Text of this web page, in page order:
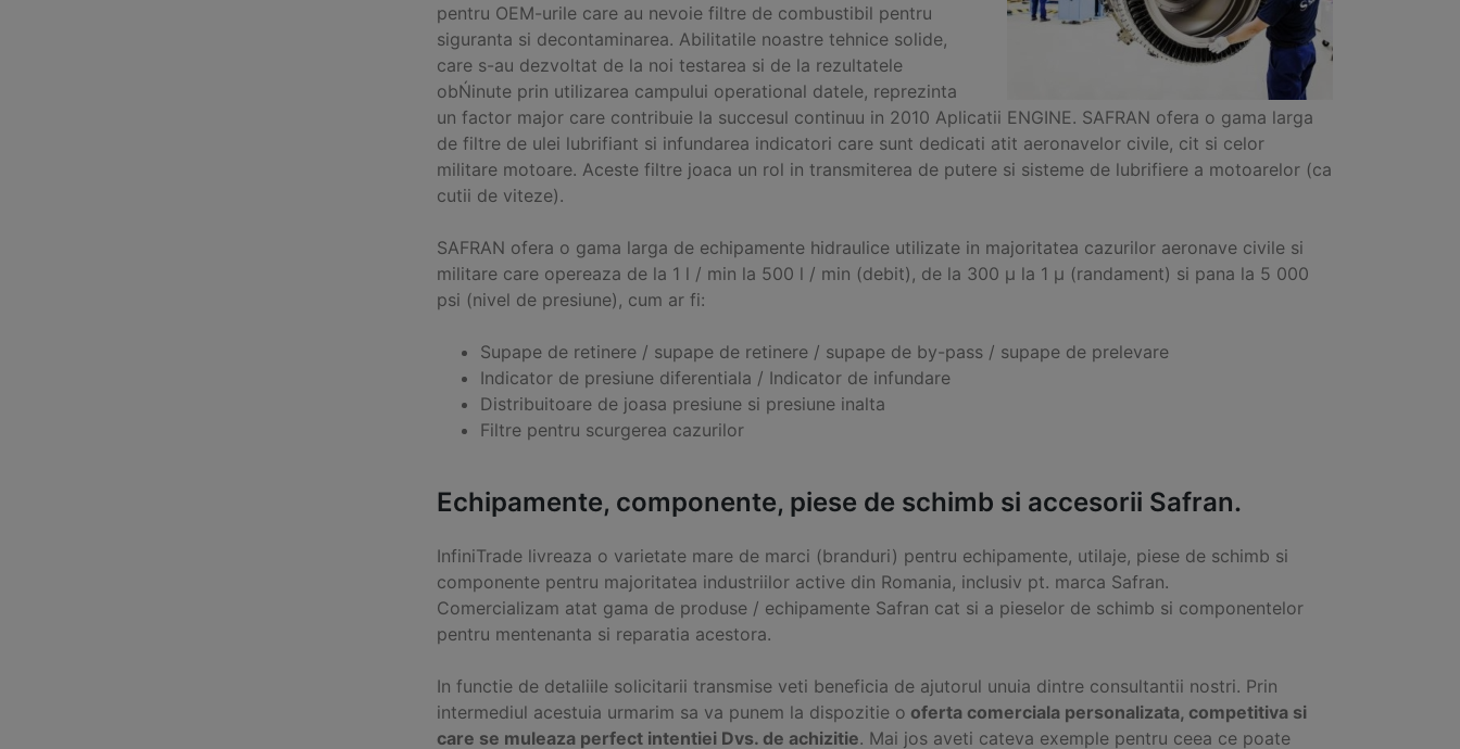
pentru OEM-urile care au nevoie filtre de combustibil pentru
siguranta si decontaminarea. Abilitatile noastre tehnice solide,
care s-au dezvoltat de la noi testarea si de la rezultatele
obŃinute prin utilizarea campului operational datele, reprezinta
un factor major care contribuie la succesul continuu in 2010 Aplicatii ENGINE. SAFRAN ofera o gama larga
de filtre de ulei lubrifiant si infundarea indicatori care sunt dedicati atit aeronavelor civile, cit si celor
militare motoare. Aceste filtre joaca un rol in transmiterea de putere si sisteme de lubrifiere a motoarelor (ca
cutii de viteze).
SAFRAN ofera o gama larga de echipamente hidraulice utilizate in majoritatea cazurilor aeronave civile si
militare care opereaza de la 1 l / min la 500 l / min (debit), de la 300 μ la 1 μ (randament) si pana la 5 000
psi (nivel de presiune), cum ar fi:
Supape de retinere / supape de retinere / supape de by-pass / supape de prelevare
Indicator de presiune diferentiala / Indicator de infundare
Distribuitoare de joasa presiune si presiune inalta
Filtre pentru scurgerea cazurilor
Echipamente, componente, piese de schimb si accesorii Safran.
InfiniTrade livreaza o varietate mare de marci (branduri) pentru echipamente, utilaje, piese de schimb si
componente pentru majoritatea industriilor active din Romania, inclusiv pt. marca Safran.
Comercializam atat gama de produse / echipamente Safran cat si a pieselor de schimb si componentelor
pentru mentenanta si reparatia acestora.
In functie de detaliile solicitarii transmise veti beneficia de ajutorul unuia dintre consultantii nostri. Prin
intermediul acestuia urmarim sa va punem la dispozitie o oferta comerciala personalizata, competitiva si
care se muleaza perfect intentiei Dvs. de achizitie. Mai jos aveti cateva exemple pentru ceea ce poate